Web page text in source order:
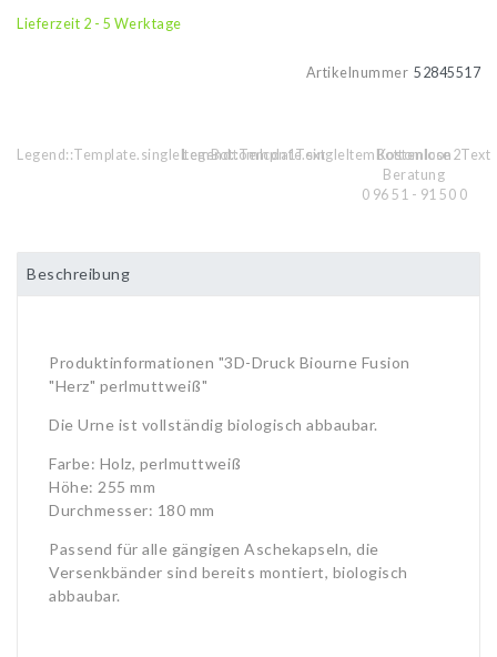
Lieferzeit 2 - 5 Werktage
Artikelnummer 52845517
Legend::Template.singleItemBottomIcon1TextLegend::Template.singleItemBottomIcon2Text
Kostenlose
Beratung
0 96 51 - 91 50 0
Beschreibung
Produktinformationen "3D-Druck Biourne Fusion
"Herz" perlmuttweiß"
Die Urne ist vollständig biologisch abbaubar.
Farbe: Holz, perlmuttweiß
Höhe: 255 mm
Durchmesser: 180 mm
Passend für alle gängigen Aschekapseln, die
Versenkbänder sind bereits montiert, biologisch
abbaubar.